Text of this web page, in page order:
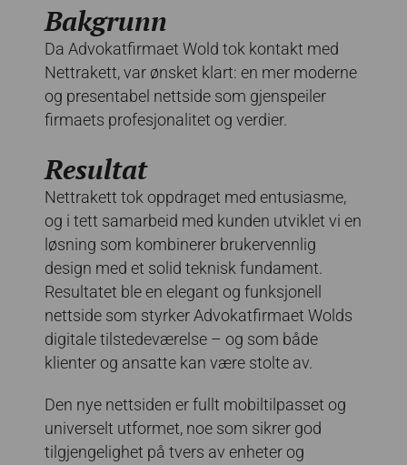
Bakgrunn
Da Advokatfirmaet Wold tok kontakt med
Nettrakett, var ønsket klart: en mer moderne
og presentabel nettside som gjenspeiler
firmaets profesjonalitet og verdier.
Resultat
Nettrakett tok oppdraget med entusiasme,
og i tett samarbeid med kunden utviklet vi en
løsning som kombinerer brukervennlig
design med et solid teknisk fundament.
Resultatet ble en elegant og funksjonell
nettside som styrker Advokatfirmaet Wolds
digitale tilstedeværelse – og som både
klienter og ansatte kan være stolte av.
Den nye nettsiden er fullt mobiltilpasset og
universelt utformet, noe som sikrer god
tilgjengelighet på tvers av enheter og